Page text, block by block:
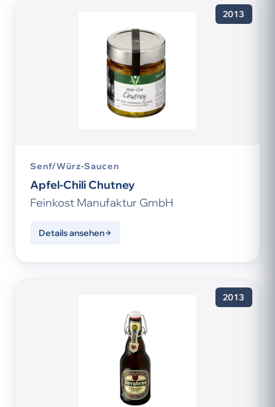
2013
Senf/Würz-Saucen
Apfel-Chili Chutney
Feinkost Manufaktur GmbH
Details ansehen
2013